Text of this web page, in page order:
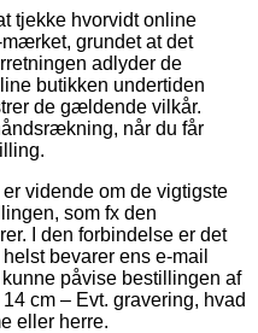
tjekke hvorvidt online
grundet at det
adlyder de
butikken undertiden
de gældende vilkår.
når du får
vidende om de vigtigste
som fx den
I den forbindelse er det
bevarer ens e-mail
påvise bestillingen af
cm – Evt. gravering, hvad
eller herre.